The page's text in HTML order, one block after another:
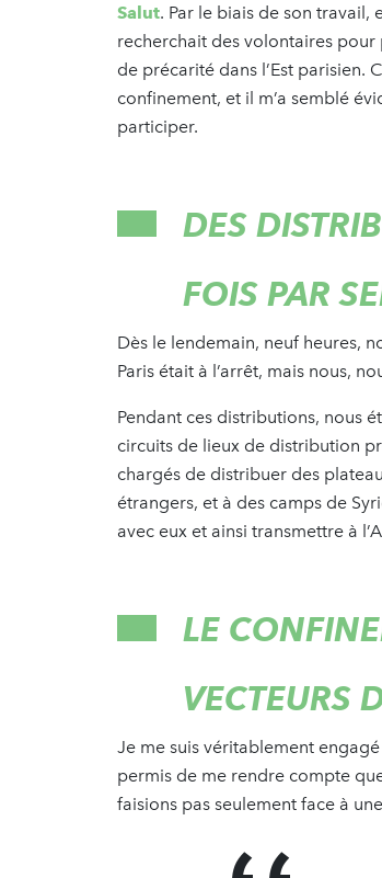
Salut. Par le biais de son travail,
recherchait des volontaires
de précarité dans l’Est parisien.
confinement, et il m’a semblé
participer.
DES
FOIS PAR
Dès le lendemain, neuf heures,
Paris était à l’arrêt, mais nous,
Pendant ces distributions, nous
circuits de lieux de distribution
chargés de distribuer des
étrangers, et à des camps de
avec eux et ainsi transmettre à
LE
VECTEURS
Je me suis véritablement
permis de me rendre compte
faisions pas seulement face à